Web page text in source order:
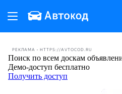
РЕКЛАМА • HTTPS://AVTOCOD.RU